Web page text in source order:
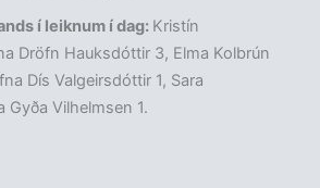
í leiknum í dag: Kristín
Dröfn Hauksdóttir 3, Elma Kolbrún
Dís Valgeirsdóttir 1, Sara
Gyða Vilhelmsen 1.